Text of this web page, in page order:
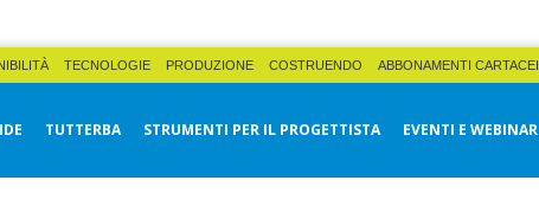
TECNOLOGIE PRODUZIONE COSTRUENDO ABBONAMENTI CARTACEI
TUTTERBA STRUMENTI PER IL PROGETTISTA EVENTI E WEBINAR